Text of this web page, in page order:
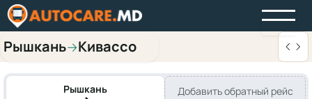
Рышкань→Кивассо
Рышкань Добавить обратный рейс